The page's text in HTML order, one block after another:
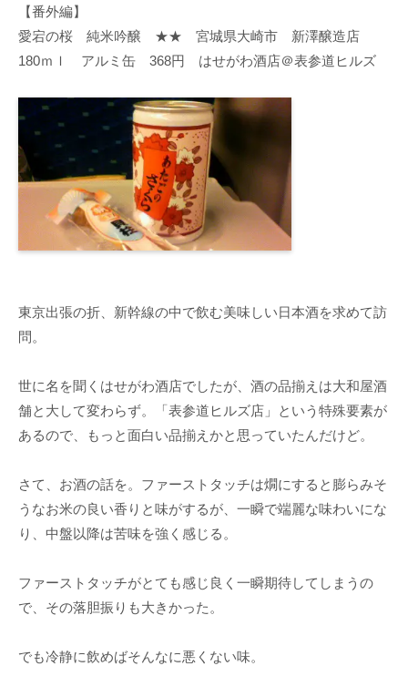
【番外編】
愛宕の桜 純米吟醸 ★★ 宮城県大崎市 新澤醸造店
180ｍｌ アルミ缶 368円 はせがわ酒店＠表参道ヒルズ
東京出張の折、新幹線の中で飲む美味しい日本酒を求めて訪
問。
世に名を聞くはせがわ酒店でしたが、酒の品揃えは大和屋酒
舗と大して変わらず。「表参道ヒルズ店」という特殊要素が
あるので、もっと面白い品揃えかと思っていたんだけど。
さて、お酒の話を。ファーストタッチは燗にすると膨らみそ
うなお米の良い香りと味がするが、一瞬で端麗な味わいにな
り、中盤以降は苦味を強く感じる。
ファーストタッチがとても感じ良く一瞬期待してしまうの
で、その落胆振りも大きかった。
でも冷静に飲めばそんなに悪くない味。